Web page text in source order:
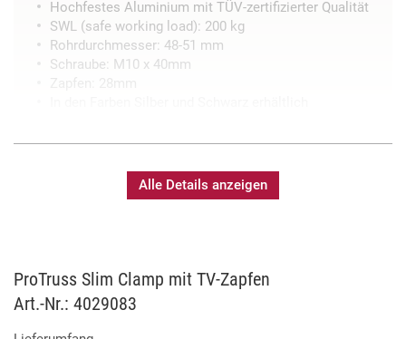
Hochfestes Aluminium mit TÜV-zertifizierter Qualität
SWL (safe working load): 200 kg
Rohrdurchmesser: 48-51 mm
Schraube: M10 x 40mm
Alle Details anzeigen
ProTruss Slim Clamp mit TV-Zapfen
Art.-Nr.: 4029083